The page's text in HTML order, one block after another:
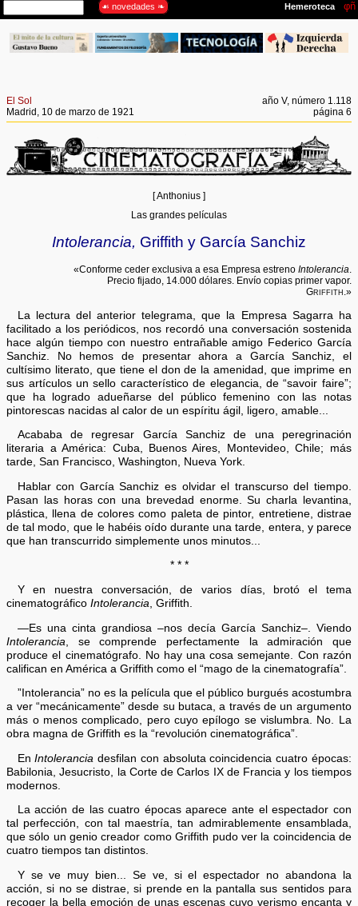
El Sol
Madrid, 10 de marzo de 1921
año V, número 1.118
página 6
[ Anthonius ]
Las grandes películas
Intolerancia, Griffith y García Sanchiz
«Conforme ceder exclusiva a esa Empresa estreno Intolerancia.
Precio fijado, 14.000 dólares. Envío copias primer vapor.
Griffith.»
La lectura del anterior telegrama, que la Empresa Sagarra ha
facilitado a los periódicos, nos recordó una conversación sostenida
hace algún tiempo con nuestro entrañable amigo Federico García
Sanchiz. No hemos de presentar ahora a García Sanchiz, el
cultísimo literato, que tiene el don de la amenidad, que imprime en
sus artículos un sello característico de elegancia, de “savoir faire”;
que ha logrado adueñarse del público femenino con las notas
pintorescas nacidas al calor de un espíritu ágil, ligero, amable...
Acababa de regresar García Sanchiz de una peregrinación
literaria a América: Cuba, Buenos Aires, Montevideo, Chile; más
tarde, San Francisco, Washington, Nueva York.
Hablar con García Sanchiz es olvidar el transcurso del tiempo.
Pasan las horas con una brevedad enorme. Su charla levantina,
plástica, llena de colores como paleta de pintor, entretiene, distrae
de tal modo, que le habéis oído durante una tarde, entera, y parece
que han transcurrido simplemente unos minutos...
* * *
Y en nuestra conversación, de varios días, brotó el tema
cinematográficoIntolerancia , Griffith.
—Es una cinta grandiosa –nos decía García Sanchiz–. Viendo
Intolerancia , se comprende perfectamente la admiración que
produce el cinematógrafo. No hay una cosa semejante. Con razón
califican en América a Griffith como el “mago de la cinematografía”.
”Intolerancia” no es la película que el público burgués acostumbra
a ver “mecánicamente” desde su butaca, a través de un argumento
más o menos complicado, pero cuyo epílogo se vislumbra. No. La
obra magna de Griffith es la “revolución cinematográfica”.
EnIntolerancia desfilan con absoluta coincidencia cuatro épocas:
Babilonia, Jesucristo, la Corte de Carlos IX de Francia y los tiempos
modernos.
La acción de las cuatro épocas aparece ante el espectador con
tal perfección, con tal maestría, tan admirablemente ensamblada,
que sólo un genio creador como Griffith pudo ver la coincidencia de
cuatro tiempos tan distintos.
Y se ve muy bien... Se ve, si el espectador no abandona la
acción, si no se distrae, si prende en la pantalla sus sentidos para
recoger la bella emoción de unas escenas cuyo verismo encanta y